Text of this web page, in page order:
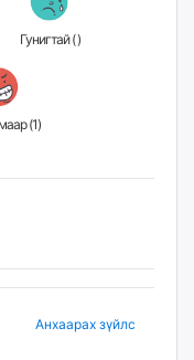
Гунигтай ()
Үзэн ядмаар (1)
Анхаарах зүйлс